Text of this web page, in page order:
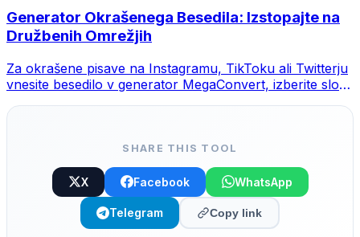
Generator Okrašenega Besedila: Izstopajte na
Družbenih Omrežjih
Za okrašene pisave na Instagramu, TikToku ali Twitterju
vnesite besedilo v generator MegaConvert, izberite slog
SHARE THIS TOOL
X Facebook WhatsApp
Telegram Copy link